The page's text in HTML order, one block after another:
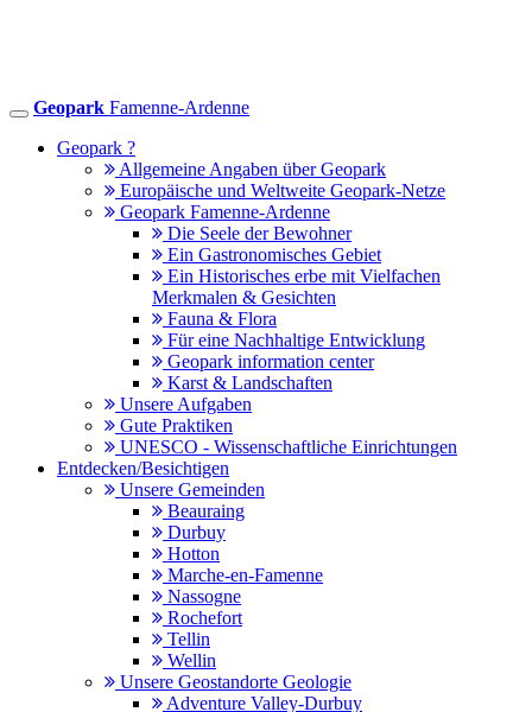
Toggle
navigation
Geopark Famenne-Ardenne
Geopark ?
Allgemeine Angaben über Geopark
Europäische und Weltweite Geopark-Netze
Geopark Famenne-Ardenne
Die Seele der Bewohner
Ein Gastronomisches Gebiet
Ein Historisches erbe mit Vielfachen
Merkmalen & Gesichten
Fauna & Flora
Für eine Nachhaltige Entwicklung
Geopark information center
Karst & Landschaften
Unsere Aufgaben
Gute Praktiken
UNESCO - Wissenschaftliche Einrichtungen
Entdecken/Besichtigen
Unsere Gemeinden
Beauraing
Durbuy
Hotton
Marche-en-Famenne
Nassogne
Rochefort
Tellin
Wellin
Unsere Geostandorte Geologie
Adventure Valley-Durbuy